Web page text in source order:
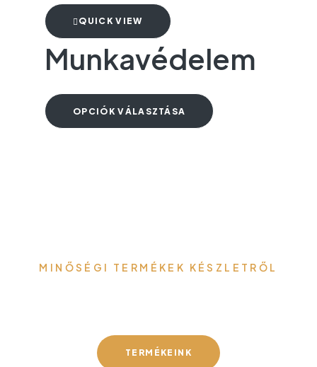
QUICK VIEW
Munkavédelem
OPCIÓK VÁLASZTÁSA
MINŐSÉGI TERMÉKEK KÉSZLETRŐL
TERMÉKEINK